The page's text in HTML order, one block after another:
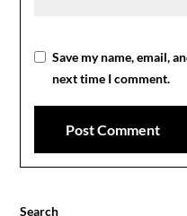
Save my name, email,
next time I comment.
Search